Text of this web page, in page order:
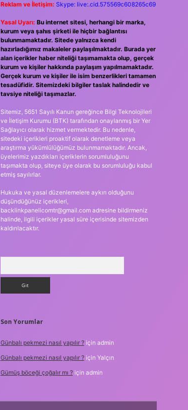
Reklam ve İletişim: Skype: live:.cid.575569c608265c69
Yasal Uyarı: Bu internet sitesi, herhangi bir marka,
kurum veya şahıs şirketi ile hiçbir bağlantısı
bulunmamaktadır. Sitede yalnızca kendi
hazırladığımız makaleler paylaşılmaktadır. Burada yer
alan içerikler haber niteliği taşımamakta olup, gerçek
kurum ve kişiler hakkında paylaşım yapılmamaktadır.
Gerçek kurum ve kişiler ile isim benzerlikleri tamamen
tesadüfidir. Sitemizdeki bilgiler taslak halindedir ve
tavsiye niteliği taşımazlar.
Sitemiz, 5651 Sayılı Kanun gereğince Bilgi Teknolojileri
ve İletişim Kurumu (BTK) tarafından onaylanmış bir Yer
Sağlayıcı olarak hizmet vermektedir. Bu nedenle,
sitedeki içerikleri proaktif olarak denetleme veya
araştırma yükümlülüğümüz bulunmamaktadır. Ancak,
üyelerimiz yazdıkları içeriklerin sorumluluğunu
taşımakta olup, siteye üye olarak bu sorumluluğu kabul
etmiş sayılırlar.
Hukuka ve yasal düzenlemelere aykırı olduğunu
düşündüğünüz içerikleri,
backlinkpanelicomtr@gmail.comadresine bildirmeniz
halinde, ilgili içerikler yasal süre içerisinde sitemizden
kaldırılacaktır.
Son Yorumlar
Günbalı pekmezi nasıl yapılır ?için admin
Günbalı pekmezi nasıl yapılır ?için Yalçın
Gümüş böceği çoğalır mı ?için admin